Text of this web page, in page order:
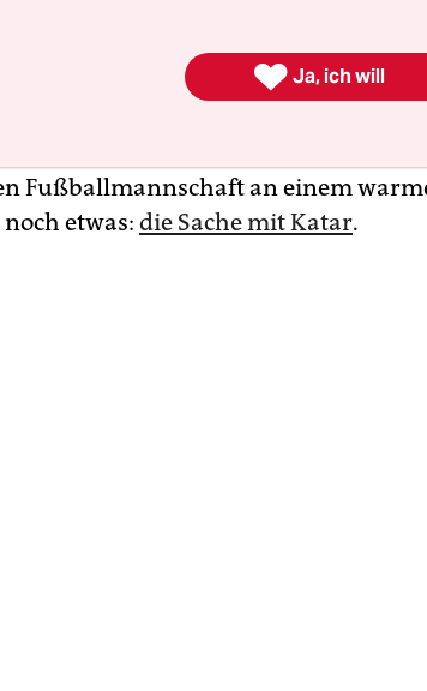
Fußballmannschaft an einem
etwas: die Sache mit Katar.
 Ja, ich will